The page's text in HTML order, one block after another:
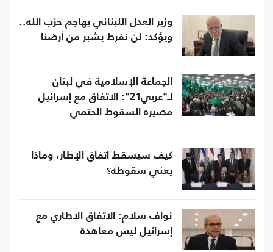
وزير العدل اللبناني يهاجم حزب الله..
ويؤكد: لن نفرط بشبر من أرضنا
الجماعة الإسلامية في لبنان
لـ"عربي21": الاتفاق مع إسرائيل
مصيره السقوط الحتمي
كيف سيسقط اتفاق الإطار، وماذا
يعني سقوطه؟
نواف سلام: الاتفاق الإطاري مع
إسرائيل ليس معاهدة